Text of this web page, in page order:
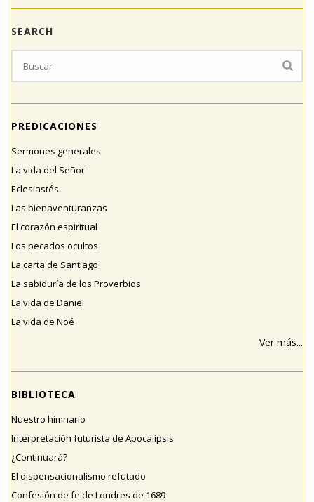
SEARCH
PREDICACIONES
Sermones generales
La vida del Señor
Eclesiastés
Las bienaventuranzas
El corazón espiritual
Los pecados ocultos
La carta de Santiago
La sabiduría de los Proverbios
La vida de Daniel
La vida de Noé
Ver más...
BIBLIOTECA
Nuestro himnario
Interpretación futurista de Apocalipsis
¿Continuará?
El dispensacionalismo refutado
Confesión de fe de Londres de 1689